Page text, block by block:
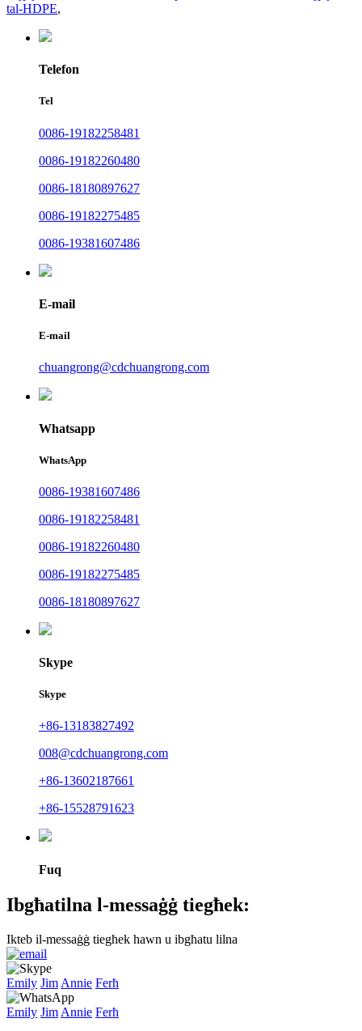
tal-HDPE,
Telefon
Tel
0086-19182258481
0086-19182260480
0086-18180897627
0086-19182275485
0086-19381607486
E-mail
E-mail
chuangrong@cdchuangrong.com
Whatsapp
WhatsApp
0086-19381607486
0086-19182258481
0086-19182260480
0086-19182275485
0086-18180897627
Skype
Skype
+86-13183827492
008@cdchuangrong.com
+86-13602187661
+86-15528791623
Fuq
Ibgħatilna l-messaġġ tiegħek:
Ikteb il-messaġġ tiegħek hawn u ibgħatu lilna
Emily Jim Annie Ferħ
Emily Jim Annie Ferħ